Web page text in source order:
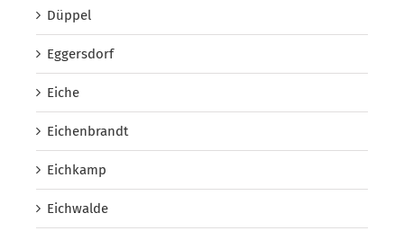
Düppel
Eggersdorf
Eiche
Eichenbrandt
Eichkamp
Eichwalde